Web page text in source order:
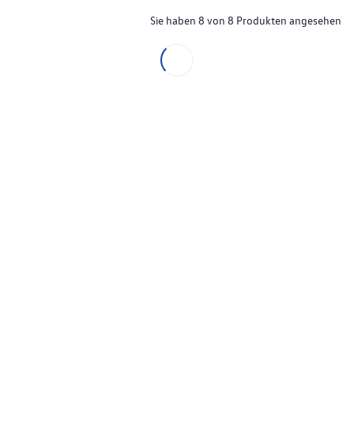
Sie haben 8 von 8 Produkten angesehen